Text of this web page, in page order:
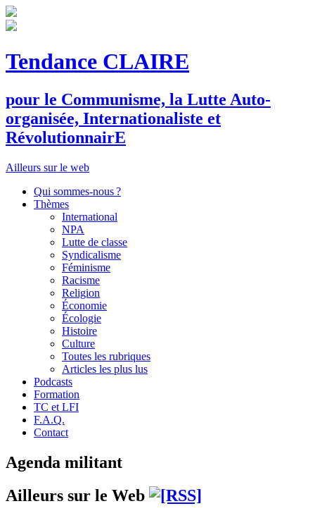
Tendance CLAIRE
pour le Communisme, la Lutte Auto-
organisée, Internationaliste et
RévolutionnairE
Ailleurs sur le web
Qui sommes-nous ?
Thèmes
International
NPA
Lutte de classe
Syndicalisme
Féminisme
Racisme
Religion
Économie
Écologie
Histoire
Culture
Toutes les rubriques
Articles les plus lus
Podcasts
Formation
TC et LFI
F.A.Q.
Contact
Agenda militant
Ailleurs sur le Web